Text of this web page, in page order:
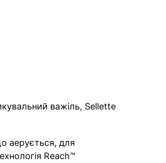
важіль, Sellette
аерується, для
Reach™